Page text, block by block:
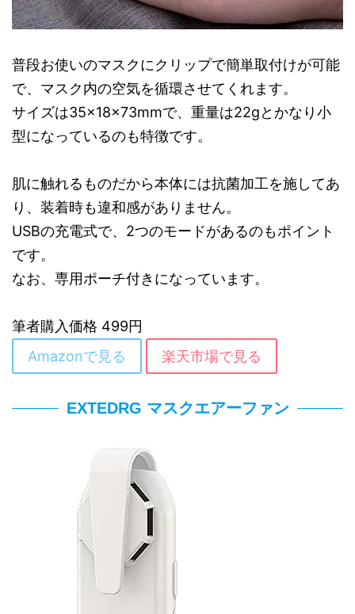
普段お使いのマスクにクリップで簡単取付けが可能
で、マスク内の空気を循環させてくれます。
サイズは35×18×73mmで、重量は22gとかなり小
型になっているのも特徴です。
肌に触れるものだから本体には抗菌加工を施してあ
り、装着時も違和感がありません。
USBの充電式で、2つのモードがあるのもポイント
です。
なお、専用ポーチ付きになっています。
筆者購入価格 499円
Amazonで見る
楽天市場で見る
EXTEDRG マスクエアーファン